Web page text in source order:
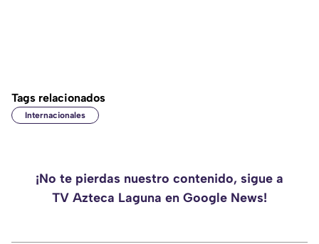
Tags relacionados
Internacionales
¡No te pierdas nuestro contenido, sigue a
TV Azteca Laguna en Google News!